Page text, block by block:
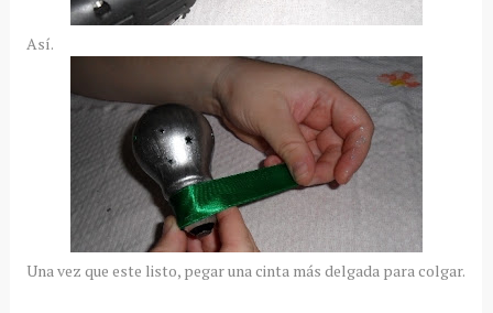
Así.
Una vez que este listo, pegar una cinta más delgada para colgar.